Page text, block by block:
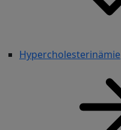
Hypercholesterinämie